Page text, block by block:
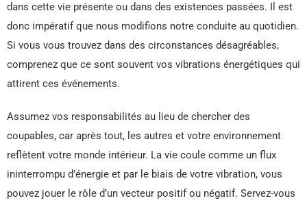
dans cette vie présente ou dans des existences passées. Il est
donc impératif que nous modifions notre conduite au quotidien.
Si vous vous trouvez dans des circonstances désagréables,
comprenez que ce sont souvent vos vibrations énergétiques qui
attirent ces événements.
Assumez vos responsabilités au lieu de chercher des
coupables, car après tout, les autres et votre environnement
reflètent votre monde intérieur. La vie coule comme un flux
ininterrompu d’énergie et par le biais de votre vibration, vous
pouvez jouer le rôle d’un vecteur positif ou négatif. Servez-vous